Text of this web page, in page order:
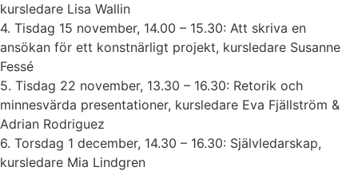
kursledare Lisa Wallin
4. Tisdag 15 november, 14.00 – 15.30: Att skriva en
ansökan för ett konstnärligt projekt, kursledare Susanne
Fessé
5. Tisdag 22 november, 13.30 – 16.30: Retorik och
minnesvärda presentationer, kursledare Eva Fjällström &
Adrian Rodriguez
6. Torsdag 1 december, 14.30 – 16.30: Självledarskap,
kursledare Mia Lindgren